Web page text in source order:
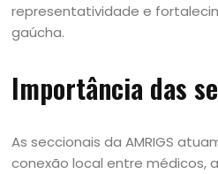
representatividade e
gaúcha.
Importância das
As seccionais da AMRIGS
conexão local entre médicos,